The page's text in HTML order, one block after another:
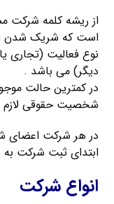
از ریشه کلمه
است که شریک شدن
نوع فعالیت (تجاری
دیگر) می باشد .
شخصیت حقوقی لازم
در هر شرکت اعضای
ابتدای ثبت شرکت
انواع شرکت